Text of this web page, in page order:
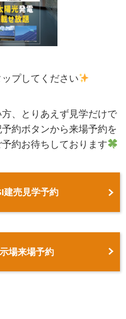
プしてください
、とりあえず見学だけで
約ボタンから来場予約を
約お待ちしております
建売見学予約
場来場予約